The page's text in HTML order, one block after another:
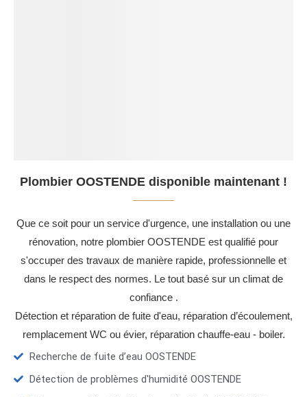
Plombier OOSTENDE disponible maintenant !
Que ce soit pour un service d'urgence, une installation ou une
rénovation, notre plombier OOSTENDE est qualifié pour
s'occuper des travaux de manière rapide, professionnelle et
dans le respect des normes. Le tout basé sur un climat de
confiance .
Détection et réparation de fuite d'eau, réparation d’écoulement,
remplacement WC ou évier, réparation chauffe-eau - boiler.
Recherche de fuite d’eau OOSTENDE
Détection de problèmes d'humidité OOSTENDE